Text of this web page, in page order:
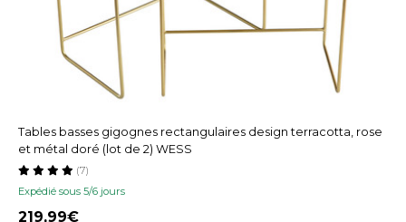
Tables basses gigognes rectangulaires design terracotta, rose
et métal doré (lot de 2) WESS
Expédié sous 5/6 jours
(7)
219,99